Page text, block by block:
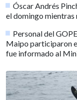
Óscar Andrés
el domingo mientras
Personal del
Maipo participaron
fue informado al